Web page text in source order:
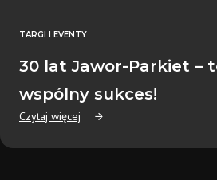
TARGI I EVENTY
30 lat Jawor-Parkiet –
wspólny sukces!
Czytaj więcej